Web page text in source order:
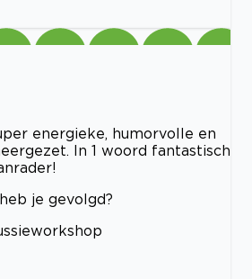
energieke, humorvolle en
In 1 woord fantastisch
je gevolgd?